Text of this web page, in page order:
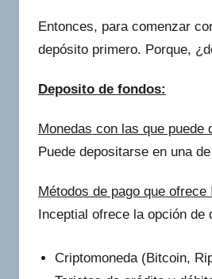
Entonces, para comenzar
depósito primero. Porque,
Deposito de fondos:
Monedas con las que puede
Puede depositarse en una
Métodos de pago que ofrece
Inceptial ofrece la opción
Criptomoneda (Bitcoin,